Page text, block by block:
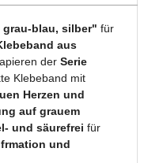
grau-blau, silber" für
aus
derSerie
Klebeband mit
Herzen und
auf grauem
und säurefrei für
und